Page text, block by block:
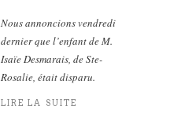
Nous annoncions vendredi
dernier que l’enfant de M.
Isaïe Desmarais, de Ste-
Rosalie, était disparu.
LIRE LA SUITE